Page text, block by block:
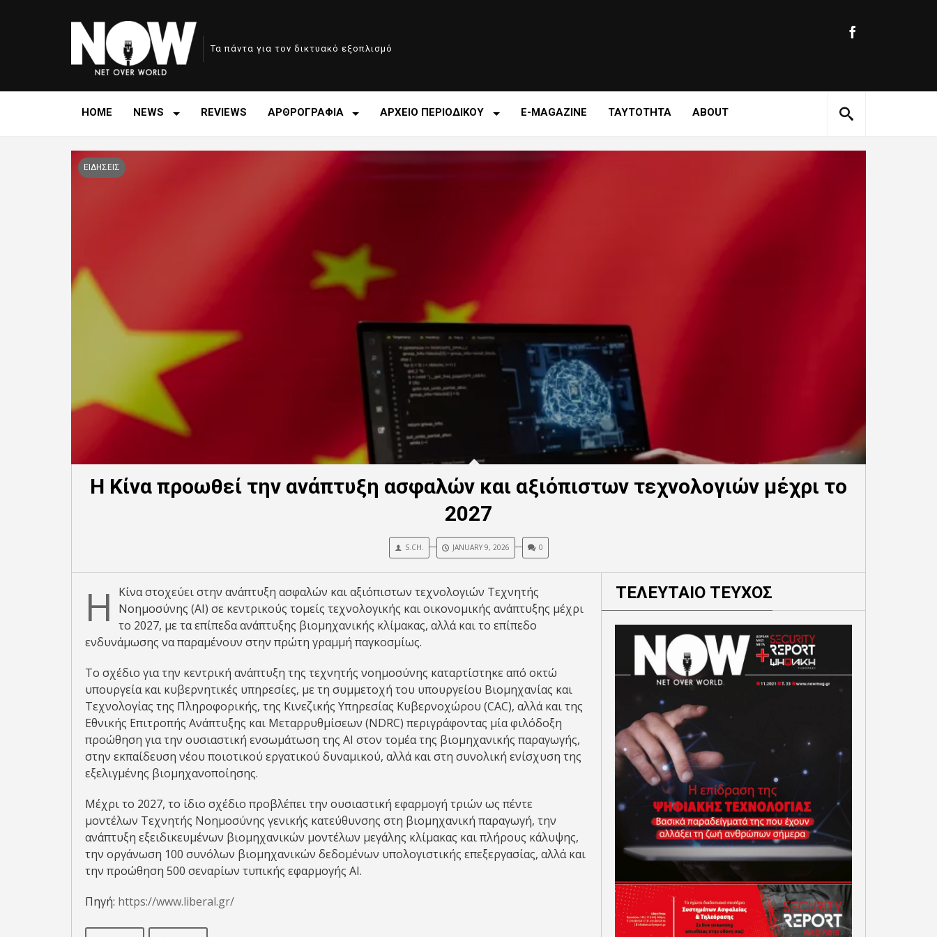
Τα πάντα για τον δικτυακό εξοπλισμό
HOME NEWS REVIEWS ΑΡΘΡΟΓΡΑΦΙΑ ΑΡΧΕΙΟ ΠΕΡΙΟΔΙΚΟΥ E-MAGAZINE ΤΑΥΤΟΤΗΤΑ ABOUT
ΕΙΔΗΣΕΙΣ
Η Κίνα προωθεί την ανάπτυξη ασφαλών και αξιόπιστων τεχνολογιών μέχρι το
2027
S.CH. JANUARY 9, 2026 0
Η
Κίνα στοχεύει στην ανάπτυξη ασφαλών και αξιόπιστων τεχνολογιών Τεχνητής
Νοημοσύνης (ΑΙ) σε κεντρικούς τομείς τεχνολογικής και οικονομικής ανάπτυξης μέχρι
το 2027, με τα επίπεδα ανάπτυξης βιομηχανικής κλίμακας, αλλά και το επίπεδο
ενδυνάμωσης να παραμένουν στην πρώτη γραμμή παγκοσμίως.
Το σχέδιο για την κεντρική ανάπτυξη της τεχνητής νοημοσύνης καταρτίστηκε από οκτώ
υπουργεία και κυβερνητικές υπηρεσίες, με τη συμμετοχή του υπουργείου Βιομηχανίας και
Τεχνολογίας της Πληροφορικής, της Κινεζικής Υπηρεσίας Κυβερνοχώρου (CAC), αλλά και της
Εθνικής Επιτροπής Ανάπτυξης και Μεταρρυθμίσεων (NDRC) περιγράφοντας μία φιλόδοξη
προώθηση για την ουσιαστική ενσωμάτωση της AI στον τομέα της βιομηχανικής παραγωγής,
στην εκπαίδευση νέου ποιοτικού εργατικού δυναμικού, αλλά και στη συνολική ενίσχυση της
εξελιγμένης βιομηχανοποίησης.
Μέχρι το 2027, το ίδιο σχέδιο προβλέπει την ουσιαστική εφαρμογή τριών ως πέντε
μοντέλων Τεχνητής Νοημοσύνης γενικής κατεύθυνσης στη βιομηχανική παραγωγή, την
ανάπτυξη εξειδικευμένων βιομηχανικών μοντέλων μεγάλης κλίμακας και πλήρους κάλυψης,
την οργάνωση 100 συνόλων βιομηχανικών δεδομένων υπολογιστικής επεξεργασίας, αλλά και
την προώθηση 500 σεναρίων τυπικής εφαρμογής ΑΙ.
Πηγή: https://www.liberal.gr/
ΤΕΛΕΥΤΑΙΟ ΤΕΥΧΟΣ